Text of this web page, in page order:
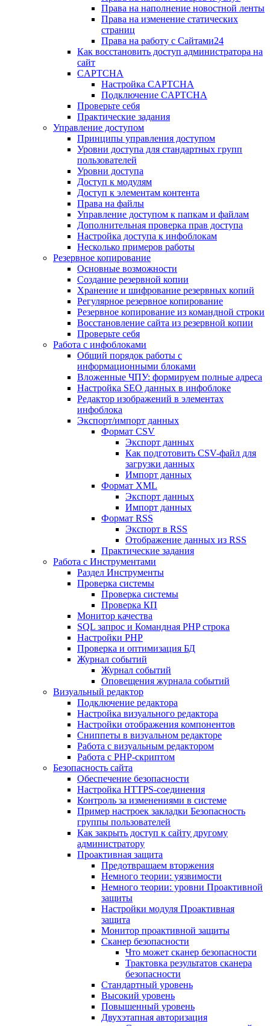
Права на наполнение новостной ленты
Права на изменение статических
страниц
Права на работу с Сайтами24
Как восстановить доступ администратора на
сайт
CAPTCHA
Настройка CAPTCHA
Подключение CAPTCHA
Проверьте себя
Практические задания
Управление доступом
Принципы управления доступом
Уровни доступа для стандартных групп
пользователей
Уровни доступа
Доступ к модулям
Доступ к элементам контента
Права на файлы
Управление доступом к папкам и файлам
Дополнительная проверка прав доступа
Настройка доступа к инфоблокам
Несколько примеров работы
Резервное копирование
Основные возможности
Создание резервной копии
Хранение и шифрование резервных копий
Регулярное резервное копирование
Резервное копирование из командной строки
Восстановление сайта из резервной копии
Проверьте себя
Работа с инфоблоками
Общий порядок работы с
информационными блоками
Вложенные ЧПУ: формируем полные адреса
Настройка SEO данных в инфоблоке
Редактор изображений в элементах
инфоблока
Экспорт/импорт данных
Формат CSV
Экспорт данных
Как подготовить CSV-файл для
загрузки данных
Импорт данных
Формат XML
Экспорт данных
Импорт данных
Формат RSS
Экспорт в RSS
Отображение данных из RSS
Практические задания
Работа с Инструментами
Раздел Инструменты
Проверка системы
Проверка системы
Проверка КП
Монитор качества
SQL запрос и Командная PHP строка
Настройки PHP
Проверка и оптимизация БД
Журнал событий
Журнал событий
Оповещения журнала событий
Визуальный редактор
Подключение редактора
Настройка визуального редактора
Настройки отображения компонентов
Сниппеты в визуальном редакторе
Работа с визуальным редактором
Работа с PHP-скриптом
Безопасность сайта
Обеспечение безопасности
Настройка HTTPS-соединения
Контроль за изменениями в системе
Пример настроек закладки Безопасность
группы пользователей
Как закрыть доступ к сайту другому
администратору
Проактивная защита
Предотвращаем вторжения
Немного теории: уязвимости
Немного теории: уровни Проактивной
защиты
Настройки модуля Проактивная
защита
Монитор проактивной защиты
Сканер безопасности
Что может сканер безопасности
Трактовка результатов сканера
безопасности
Стандартный уровень
Высокий уровень
Повышенный уровень
Двухэтапная авторизация